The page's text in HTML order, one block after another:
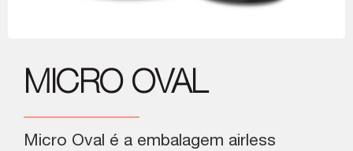
MICRO OVAL
Micro Oval é a embalagem airless